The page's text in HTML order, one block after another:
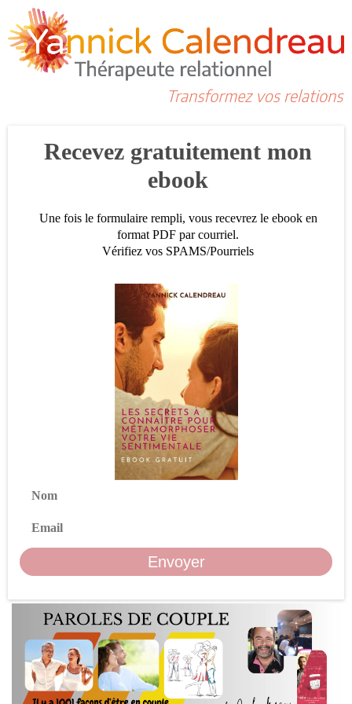
Recevez gratuitement mon
ebook
Une fois le formulaire rempli, vous recevrez le ebook en
format PDF par courriel.
Vérifiez vos SPAMS/Pourriels
Nom
Email
Envoyer